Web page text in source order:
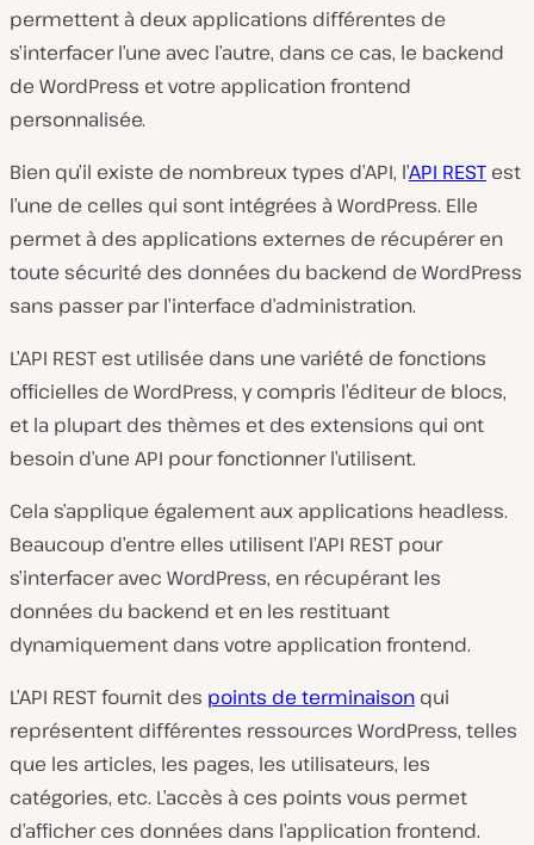
permettent à deux applications différentes de
s’interfacer l’une avec l’autre, dans ce cas, le backend
de WordPress et votre application frontend
personnalisée.
Bien qu’il existe de nombreux types d’API, l’API REST est
l’une de celles qui sont intégrées à WordPress. Elle
permet à des applications externes de récupérer en
toute sécurité des données du backend de WordPress
sans passer par l’interface d’administration.
L’API REST est utilisée dans une variété de fonctions
officielles de WordPress, y compris l’éditeur de blocs,
et la plupart des thèmes et des extensions qui ont
besoin d’une API pour fonctionner l’utilisent.
Cela s’applique également aux applications headless.
Beaucoup d’entre elles utilisent l’API REST pour
s’interfacer avec WordPress, en récupérant les
données du backend et en les restituant
dynamiquement dans votre application frontend.
L’API REST fournit des points de terminaison qui
représentent différentes ressources WordPress, telles
que les articles, les pages, les utilisateurs, les
catégories, etc. L’accès à ces points vous permet
d’afficher ces données dans l’application frontend.